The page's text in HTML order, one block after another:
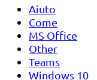
Aiuto
Come
MS Office
Other
Teams
Windows 10